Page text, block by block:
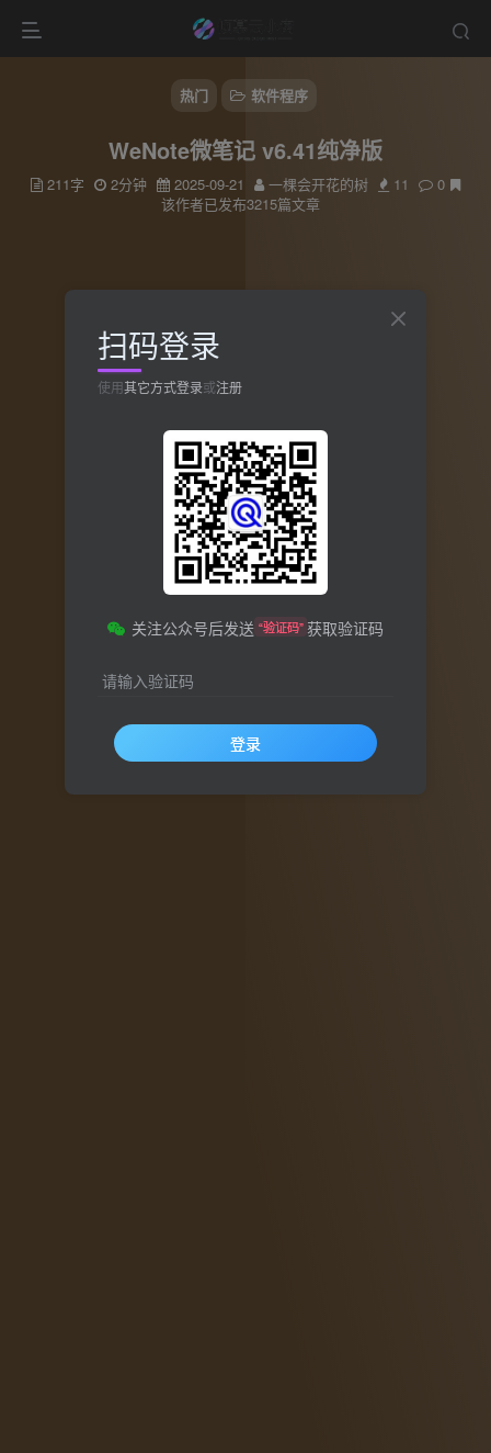
热门 软件程序
WeNote微笔记 v6.41纯净版
211字 2分钟 2025-09-21 一棵会开花的树 11
0
该作者已发布3215篇文章
扫码登录
使用其它方式登录或注册
关注公众号后发送 “验证码” 获取验证码
请输入验证码
登录